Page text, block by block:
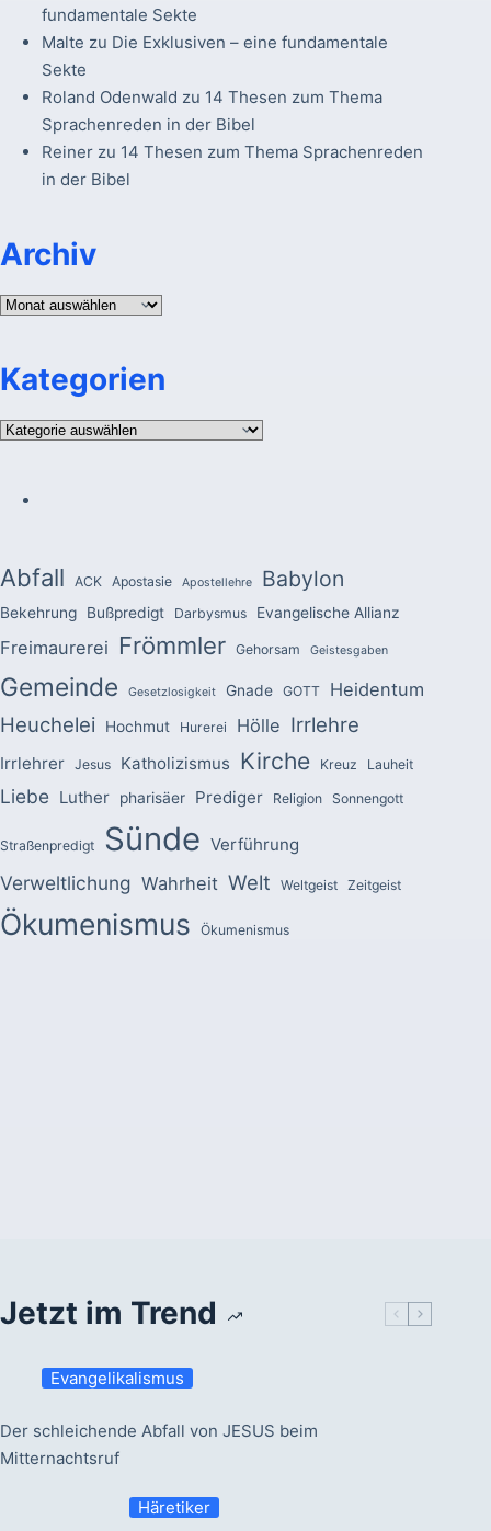
fundamentale Sekte
Malte zu Die Exklusiven – eine fundamentale
Sekte
Roland Odenwald zu 14 Thesen zum Thema
Sprachenreden in der Bibel
Reinerzu 14 Thesen zum Thema Sprachenreden
in der Bibel
Archiv
Archiv
Kategorien
Kategorien
Abfall ACK Apostasie Apostellehre Babylon
Bekehrung Bußpredigt Darbysmus Evangelische Allianz
Freimaurerei Frömmler Gehorsam Geistesgaben
Gemeinde Gesetzlosigkeit Gnade GOTT Heidentum
Heuchelei Hochmut Hurerei Hölle Irrlehre
Irrlehrer Jesus Katholizismus Kirche Kreuz Lauheit
Liebe Luther pharisäer Prediger Religion Sonnengott
Straßenpredigt Sünde Verführung
Verweltlichung Wahrheit Welt Weltgeist Zeitgeist
Ökumenismus Ökumenismus
Jetzt im Trend
Evangelikalismus
Der schleichende Abfall von JESUS beim
Mitternachtsruf
Häretiker